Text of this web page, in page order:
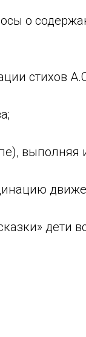
о
стихов
выполняя
дети